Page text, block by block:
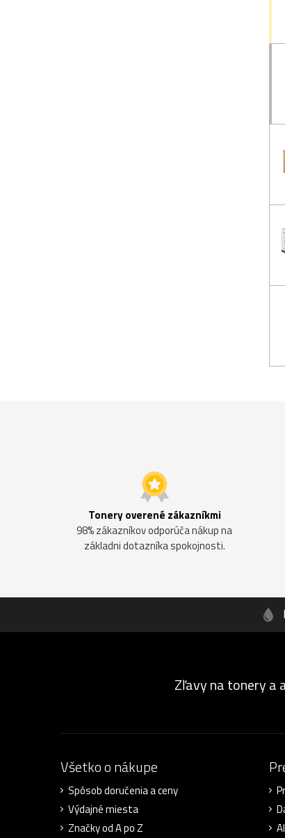
Tonery overené zákazníkmi
98% zákazníkov odporúča nákup na
základni dotazníka spokojnosti.
Zľavy na tonery a
Všetko o nákupe
Spôsob doručenia a ceny
Výdajné miesta
Značky od A po Z